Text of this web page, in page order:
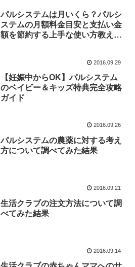
パルシステムは月いくら？パルシ
ステムの月額料金目安と支払い金
額を節約する上手な使い方教えま
2016.09.29
【妊娠中からOK】パルシステム
のベイビー＆キッズ特典完全攻略
ガイド
2016.09.26
パルシステムの農薬に対する考え
方について調べてみた結果
2016.09.21
生活クラブの注文方法について調
べてみた結果
2016.09.14